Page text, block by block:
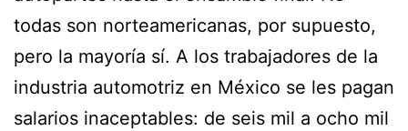
todas son norteamericanas, por supuesto,
pero la mayoría sí. A los trabajadores de la
industria automotriz en México se les pagan
salarios inaceptables: de seis mil a ocho mil